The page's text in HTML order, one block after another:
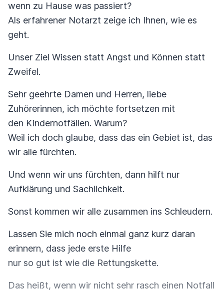
wenn zu Hause was passiert?
Als erfahrener Notarzt zeige ich Ihnen, wie es
geht.
Unser Ziel Wissen statt Angst und Können statt
Zweifel.
Sehr geehrte Damen und Herren, liebe
Zuhörerinnen, ich möchte fortsetzen mit
den Kindernotfällen. Warum?
Weil ich doch glaube, dass das ein Gebiet ist, das
wir alle fürchten.
Und wenn wir uns fürchten, dann hilft nur
Aufklärung und Sachlichkeit.
Sonst kommen wir alle zusammen ins Schleudern.
Lassen Sie mich noch einmal ganz kurz daran
erinnern, dass jede erste Hilfe
nur so gut ist wie die Rettungskette.
Das heißt, wenn wir nicht sehr rasch einen Notfall